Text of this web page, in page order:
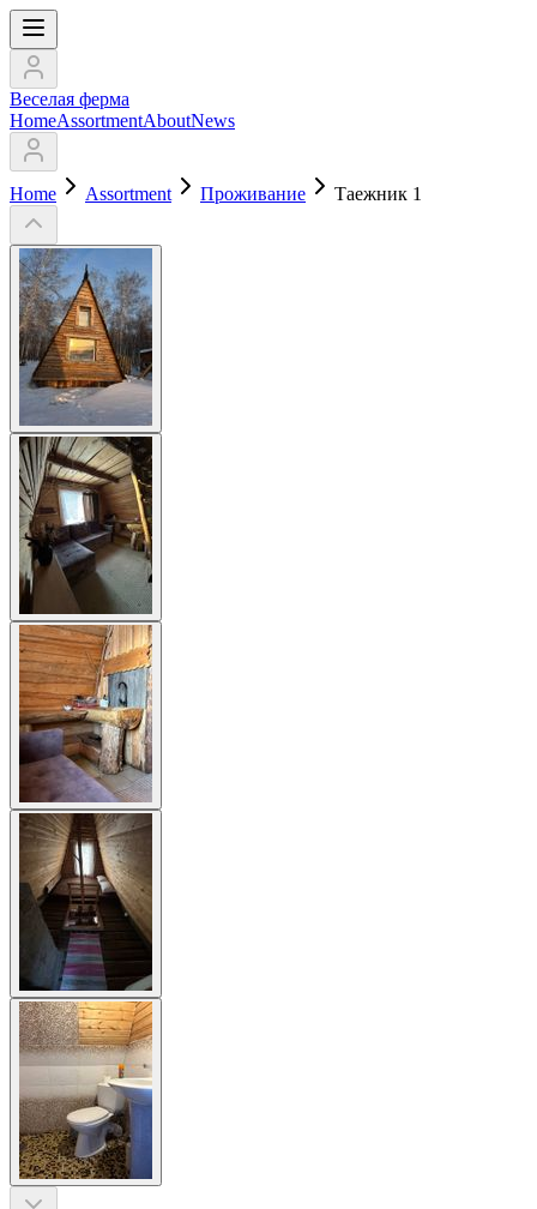
Веселая ферма
HomeAssortmentAboutNews
Home Assortment Проживание Таежник 1